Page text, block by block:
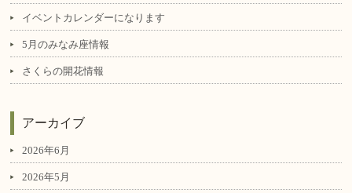
イベントカレンダーになります
5月のみなみ座情報
さくらの開花情報
アーカイブ
2026年6月
2026年5月